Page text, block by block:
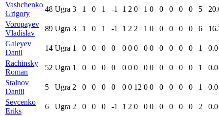
Vashchenko
Grigory
48 Ugra 3 1 0 1 -1 1 2 0 1 0 0 0 0 0 5
Voropayev
Vladislav
89 Ugra 3 1 0 1 -1 1 2 2 1 0 0 0 0 0 6
Galeyev
Danil
14 Ugra 1 0 0 0 0 0 0 0 0 0 0 0 0 0 1
0.0
Rachinsky
Roman
52 Ugra 1 0 0 0 0 0 0 0 0 0 0 0 0 0 1
0.0
Stalnov
Daniil
5 Ugra 2 0 0 0 0 0 0 12 0 0 0 0 0 0 1
0.0
Sevcenko
Eriks
6 Ugra 2 0 0 0 -1 1 2 0 0 0 0 0 0 0 2
0.0